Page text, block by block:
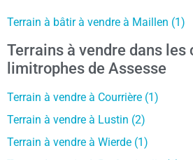
Terrain à bâtir à vendre à Maillen (1)
Terrains à vendre dans les
limitrophes de Assesse
Terrain à vendre à Courrière (1)
Terrain à vendre à Lustin (2)
Terrain à vendre à Wierde (1)